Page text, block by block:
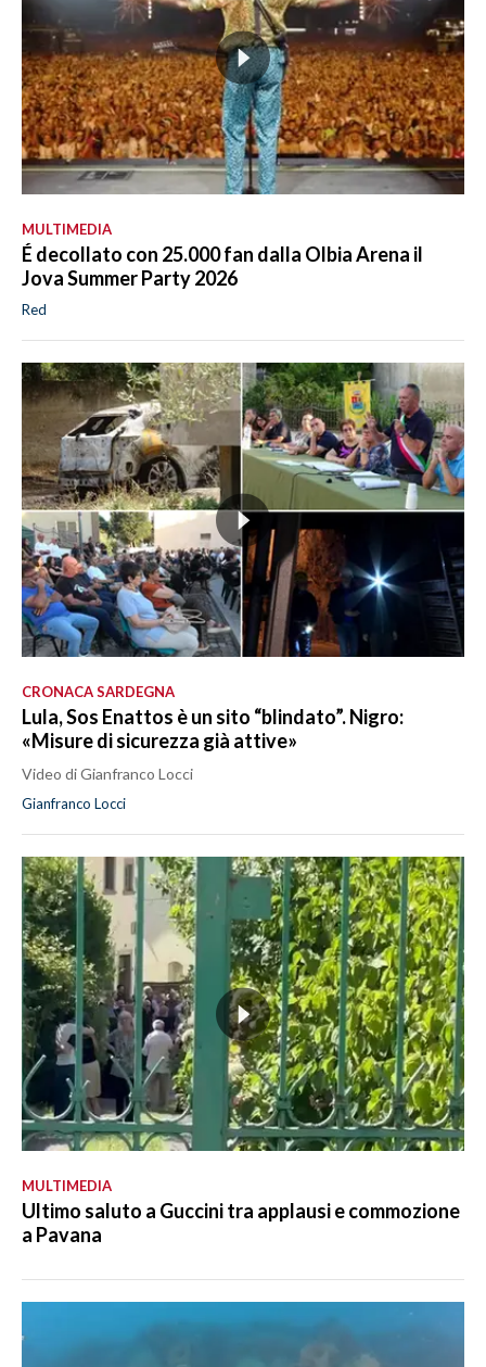
MULTIMEDIA
É decollato con 25.000 fan dalla Olbia Arena il
Jova Summer Party 2026
Red
CRONACA SARDEGNA
Lula, Sos Enattos è un sito “blindato”. Nigro:
«Misure di sicurezza già attive»
Video di Gianfranco Locci
Gianfranco Locci
MULTIMEDIA
Ultimo saluto a Guccini tra applausi e commozione
a Pavana